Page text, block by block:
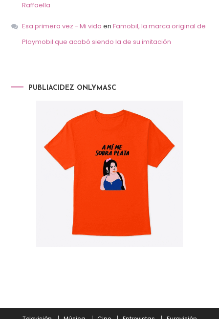
Raffaella
Esa primera vez - Mi vida en Famobil, la marca original de
Playmobil que acabó siendo la de su imitación
PUBLIACIDEZ ONLYMASC